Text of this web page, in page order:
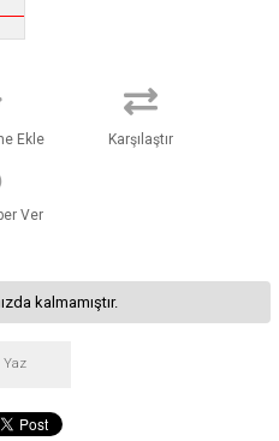
Ekle Karşılaştır
Ver
kalmamıştır.
Yaz